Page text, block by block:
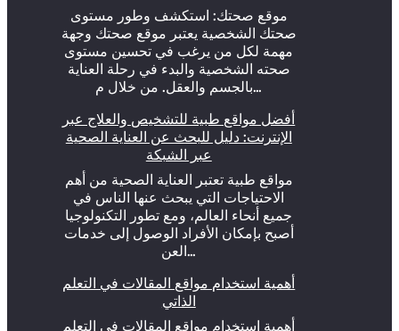
موقع صحتك: استكشف وطور مستوى
صحتك الشخصية يعتبر موقع صحتك وجهة
مهمة لكل من يرغب في تحسين مستوى
صحته الشخصية والبدء في رحلة العناية
بالجسم والعقل. من خلال م…
أفضل مواقع طبية للتشخيص والعلاج عبر
الإنترنت: دليل للبحث عن العناية الصحية
عبر الشبكة
مواقع طبية تعتبر العناية الصحية من أهم
الاحتياجات التي يبحث عنها الناس في
جميع أنحاء العالم، ومع تطور التكنولوجيا
أصبح بإمكان الأفراد الوصول إلى خدمات
العن…
أهمية استخدام مواقع المقالات في التعلم
الذاتي
أهمية استخدام مواقع المقالات في التعلم